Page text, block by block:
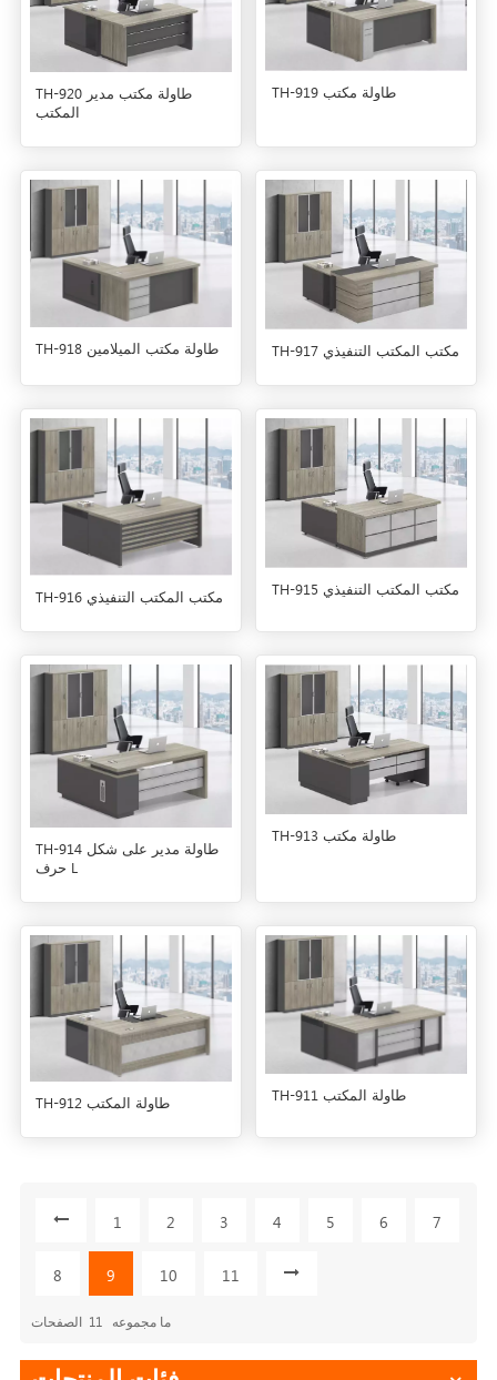
TH-920 طاولة مكتب مدير
المكتب
TH-919 طاولة مكتب
TH-918 طاولة مكتب الميلامين TH-917 مكتب المكتب التنفيذي
TH-916 مكتب المكتب التنفيذي TH-915 مكتب المكتب التنفيذي
TH-914 طاولة مدير على شكل
حرف L
TH-913 طاولة مكتب
TH-912 طاولة المكتب TH-911 طاولة المكتب
1 2 3 4 5 6 7
8 9 10 11
ما مجموعه 11 الصفحات